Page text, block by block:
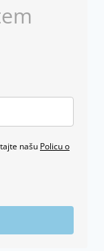
našu Policu o